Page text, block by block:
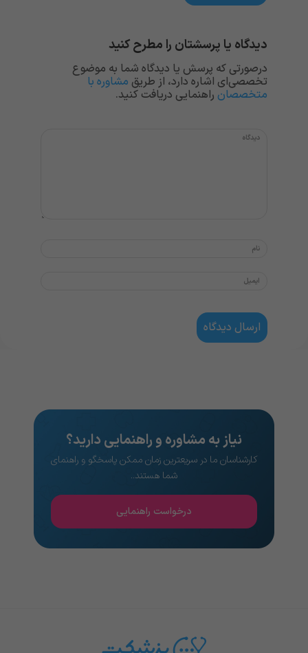
دیدگاه یا پرسشتان را مطرح کنید
درصورتی که پرسش یا دیدگاه شما به موضوع
تخصصی‌ای اشاره دارد، از طریق مشاوره با
متخصصان راهنمایی دریافت کنید.
نیاز به مشاوره و راهنمایی دارید؟
کارشناسان ما در سریعترین زمان ممکن پاسخگو و راهنمای
شما هستند..
درخواست راهنمایی